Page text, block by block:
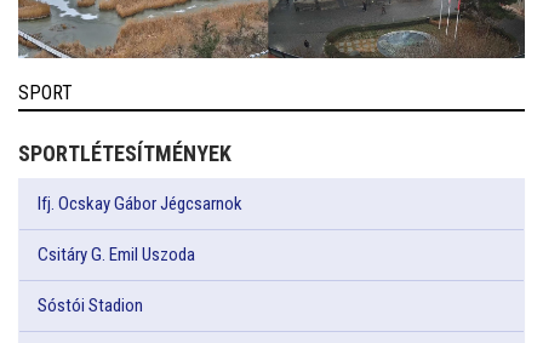
SPORT
SPORTLÉTESÍTMÉNYEK
Ifj. Ocskay Gábor Jégcsarnok
Csitáry G. Emil Uszoda
Sóstói Stadion